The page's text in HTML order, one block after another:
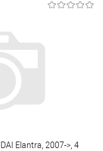
Сравнение
Под заказ
Elantra, 2007->, 4